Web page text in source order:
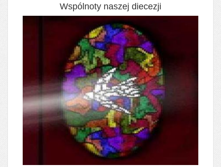
Wspólnoty naszej diecezji